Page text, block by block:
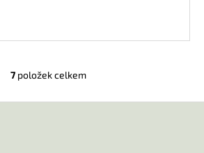
O
7položek celkem